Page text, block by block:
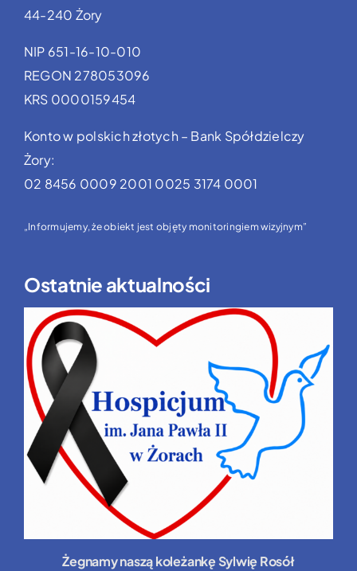
44-240 Żory
NIP 651-16-10-010
REGON 278053096
KRS 0000159454
Konto w polskich złotych – Bank Spółdzielczy
Żory:
02 8456 0009 2001 0025 3174 0001
„Informujemy, że obiekt jest objęty monitoringiem wizyjnym”
Ostatnie aktualności
Żegnamy naszą koleżankę Sylwię Rosół